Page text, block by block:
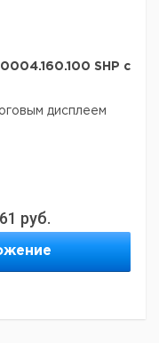
SHP с
дисплеем
руб.